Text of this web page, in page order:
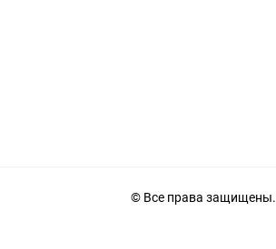
© Все права защищены.